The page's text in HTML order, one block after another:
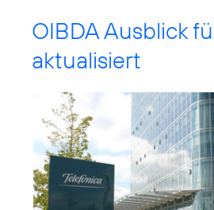
OIBDA Ausblick
aktualisiert